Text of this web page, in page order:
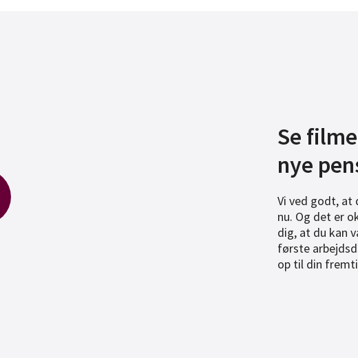
Se
nye
Vi ved godt,
nu. Og det er
dig, at du kan
første
op til din